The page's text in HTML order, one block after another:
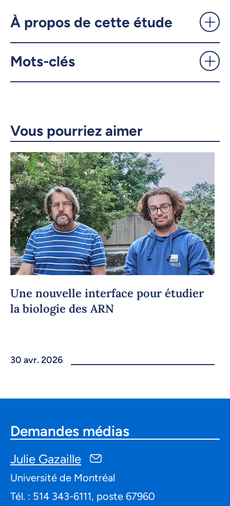
cellules - UdeMnouvelles
Facebook
À propos de cette étude
Mots-clés
Vous pourriez aimer
Une nouvelle interface pour étudier
la biologie des ARN
30 avr. 2026
Demandes médias
Julie Gazaille
Université de Montréal
Tél. : 514 343-6111, poste 67960